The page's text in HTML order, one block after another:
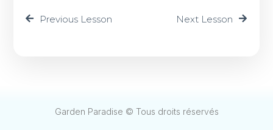
Previous Lesson Next Lesson
Garden Paradise © Tous droits réservés